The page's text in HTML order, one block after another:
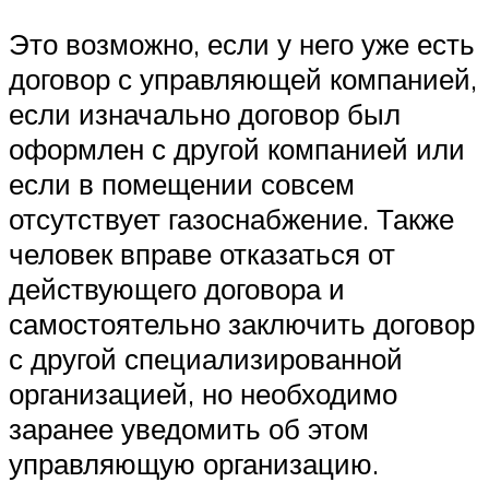
Это возможно, если у него уже есть
договор с управляющей компанией,
если изначально договор был
оформлен с другой компанией или
если в помещении совсем
отсутствует газоснабжение. Также
человек вправе отказаться от
действующего договора и
самостоятельно заключить договор
с другой специализированной
организацией, но необходимо
заранее уведомить об этом
управляющую организацию.